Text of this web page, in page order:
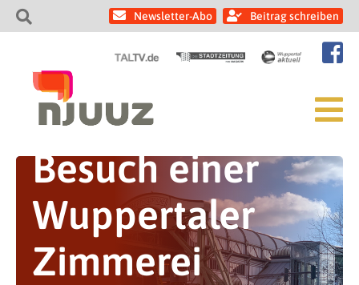
Newsletter-Abo Beitrag schreiben
Besuch einer
Wuppertaler
Zimmerei